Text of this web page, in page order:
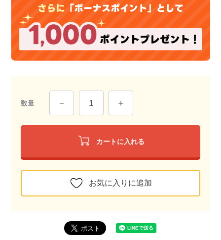
数量
カートに入れる
お気に入りに追加